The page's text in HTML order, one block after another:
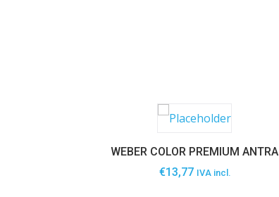
WEBER COLOR PREMIUM ANTRA
€13,77 IVA incl.